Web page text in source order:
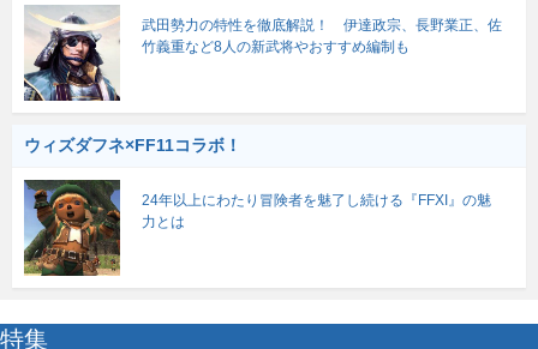
武田勢力の特性を徹底解説！ 伊達政宗、長野業正、佐
竹義重など8人の新武将やおすすめ編制も
ウィズダフネ×FF11コラボ！
24年以上にわたり冒険者を魅了し続ける『FFXI』の魅
力とは
特集